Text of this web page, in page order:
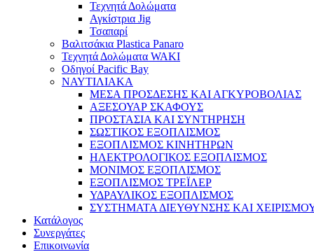
Τεχνητά Δολώματα
Αγκίστρια Jig
Τσαπαρί
Βαλιτσάκια Plastica Panaro
Τεχνητά Δολώματα WAKI
Οδηγοί Pacific Bay
ΝΑΥΤΙΛΙΑΚΑ
ΜΕΣΑ ΠΡΟΣΔΕΣΗΣ ΚΑΙ ΑΓΚΥΡΟΒΟΛΙΑΣ
ΑΞΕΣΟΥΑΡ ΣΚΑΦΟΥΣ
ΠΡΟΣΤΑΣΙΑ ΚΑΙ ΣΥΝΤΗΡΗΣΗ
ΣΩΣΤΙΚΟΣ ΕΞΟΠΛΙΣΜΟΣ
ΕΞΟΠΛΙΣΜΟΣ ΚΙΝΗΤΗΡΩΝ
ΗΛΕΚΤΡΟΛΟΓΙΚΟΣ ΕΞΟΠΛΙΣΜΟΣ
ΜΟΝΙΜΟΣ ΕΞΟΠΛΙΣΜΟΣ
ΕΞΟΠΛΙΣΜΟΣ ΤΡΕΪΛΕΡ
ΥΔΡΑΥΛΙΚΟΣ ΕΞΟΠΛΙΣΜΟΣ
ΣΥΣΤΗΜΑΤΑ ΔΙΕΥΘΥΝΣΗΣ ΚΑΙ
Κατάλογος
Συνεργάτες
Επικοινωνία